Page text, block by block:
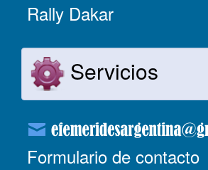
Rally Dakar
Servicios
Formulario de contacto